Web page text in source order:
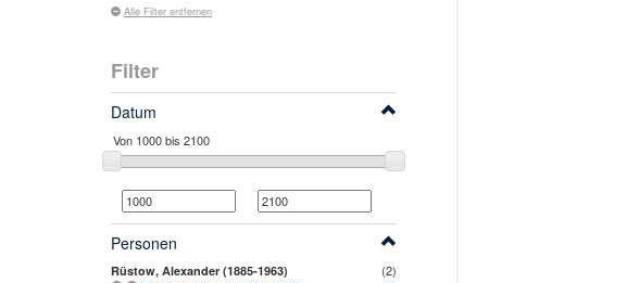
Alle Filter entfernen
Filter
Datum
Personen
Rüstow, Alexander (1885-1963)
(2)